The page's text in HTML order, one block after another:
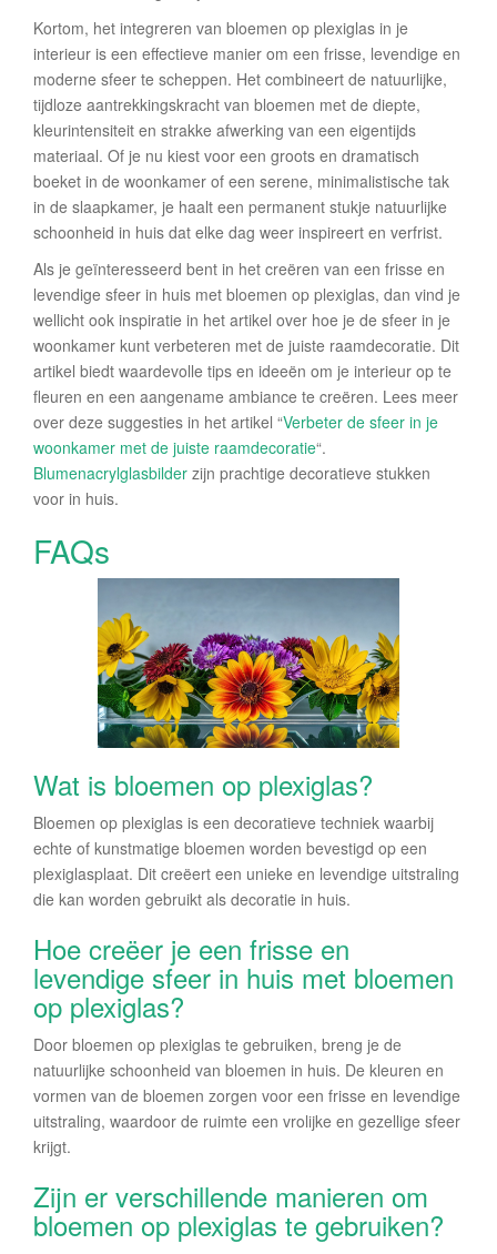
Kortom, het integreren van bloemen op plexiglas in je
interieur is een effectieve manier om een frisse, levendige en
moderne sfeer te scheppen. Het combineert de natuurlijke,
tijdloze aantrekkingskracht van bloemen met de diepte,
kleurintensiteit en strakke afwerking van een eigentijds
materiaal. Of je nu kiest voor een groots en dramatisch
boeket in de woonkamer of een serene, minimalistische tak
in de slaapkamer, je haalt een permanent stukje natuurlijke
schoonheid in huis dat elke dag weer inspireert en verfrist.
Als je geïnteresseerd bent in het creëren van een frisse en
levendige sfeer in huis met bloemen op plexiglas, dan vind je
wellicht ook inspiratie in het artikel over hoe je de sfeer in je
woonkamer kunt verbeteren met de juiste raamdecoratie. Dit
artikel biedt waardevolle tips en ideeën om je interieur op te
fleuren en een aangename ambiance te creëren. Lees meer
over deze suggesties in het artikel “Verbeter de sfeer in je
woonkamer met de juiste raamdecoratie“.
Blumenacrylglasbilder zijn prachtige decoratieve stukken
voor in huis.
FAQs
Wat is bloemen op plexiglas?
Bloemen op plexiglas is een decoratieve techniek waarbij
echte of kunstmatige bloemen worden bevestigd op een
plexiglasplaat. Dit creëert een unieke en levendige uitstraling
die kan worden gebruikt als decoratie in huis.
Hoe creëer je een frisse en
levendige sfeer in huis met bloemen
op plexiglas?
Door bloemen op plexiglas te gebruiken, breng je de
natuurlijke schoonheid van bloemen in huis. De kleuren en
vormen van de bloemen zorgen voor een frisse en levendige
uitstraling, waardoor de ruimte een vrolijke en gezellige sfeer
krijgt.
Zijn er verschillende manieren om
bloemen op plexiglas te gebruiken?